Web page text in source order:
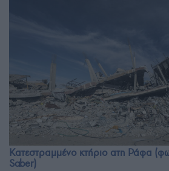
Κατεστραμμένο κτήριο ατη Ράφα
Saber)